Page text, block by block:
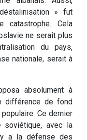
» fut
catastrophe. Cela
ne serait plus
du pays,
nationale, serait à
absolument à
différence de fond
Ce dernier
soviétique, avec la
a la défense des